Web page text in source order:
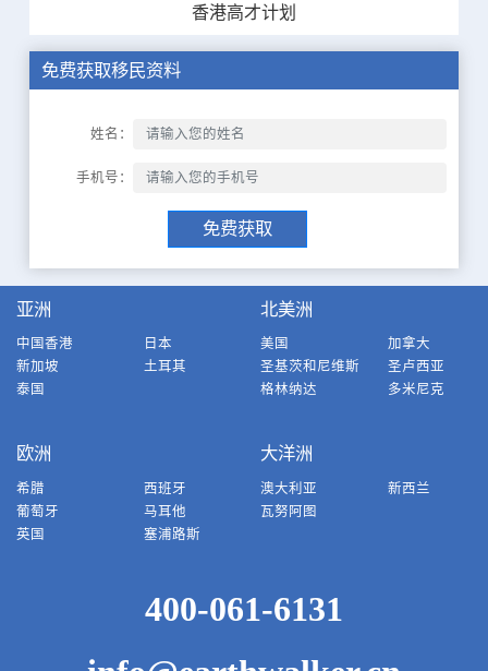
香港高才计划
免费获取移民资料
姓名：
手机号：
免费获取
亚洲
中国香港
日本
新加坡
土耳其
泰国
北美洲
美国
加拿大
圣基茨和尼维斯
圣卢西亚
格林纳达
多米尼克
欧洲
希腊
西班牙
葡萄牙
马耳他
英国
塞浦路斯
大洋洲
澳大利亚
新西兰
瓦努阿图
400-061-6131